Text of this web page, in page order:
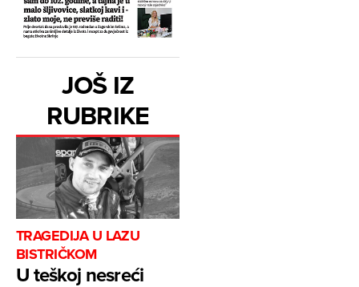
JOŠ IZ
RUBRIKE
TRAGEDIJA U LAZU
BISTRIČKOM
U teškoj nesreći